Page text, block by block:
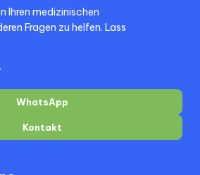
Ihren medizinischen
Fragen zu helfen. Lass
Kontakt
WhatsApp